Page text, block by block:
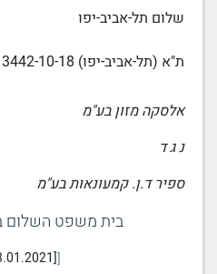
שלום תל-אביב-יפו
ת"א (תל-אביב-יפו) 13442-10-18
אלסקה מזון בע"מ
נ ג ד
ספיר ד.ן. קמעונאות בע"מ
בית משפט השלום